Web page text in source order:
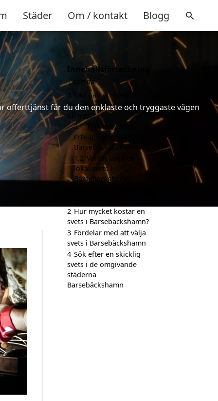
Städer Om / kontakt Blogg
offerttjänst får du den enklaste och tryggaste vägen
Innehållsförteckning
gömma
Vad kan en svets i
Barsebäckshamn hjälpa
till med?
1.1 Tjänster som
erbjuds av en svets i
Barsebäckshamn
1.2 Varför välja en
lokal svets i
Barsebäckshamn?
2 Hur mycket kostar en
svets i Barsebäckshamn?
3 Fördelar med att välja
svets i Barsebäckshamn
4 Sök efter en skicklig
svets i de omgivande
städerna
Barsebäckshamn